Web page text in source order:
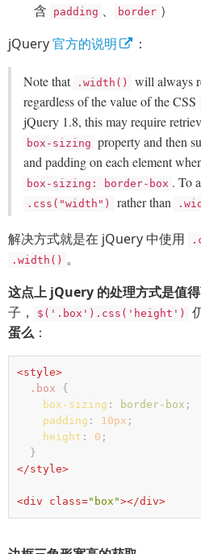
含
padding 、 border ）
jQuery官方的说明 ：
Note that .width()
will always
regardless of the value of the CSS
jQuery 1.8, this may require
box-sizing property and then
and padding on each element
box-sizing: border-box . To
.css("width") rather than
解决方式就是在 jQuery 中使用
.width() 。
这点上 jQuery 的处理方式是值
子，
$('.box').css('height')
蛋么 ：
<style>
.box
{
box-sizing : border-box ;
padding : 10px ;
height : 0 ;
  }
</style>
<div class="box"></div>